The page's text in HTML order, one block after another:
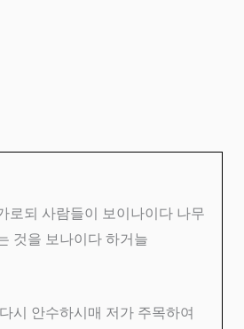
로되 사람들이 보이나이다 나무
것을 보나이다 하거늘
시 안수하시매 저가 주목하여